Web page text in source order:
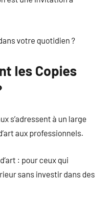
votre quotidien ?
les Copies
s’adressent à un large
aux professionnels.
: pour ceux qui
sans investir dans des